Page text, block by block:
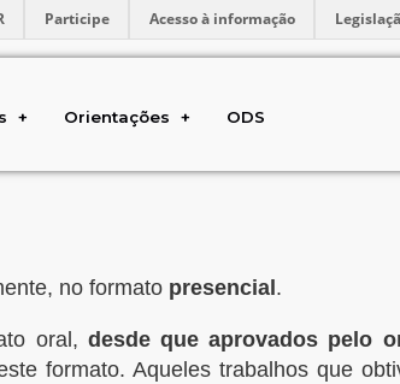
Participe Acesso à informação
Orientações ODS
no formato presencial .
oral, desde que aprovados pelo
formato. Aqueles trabalhos que